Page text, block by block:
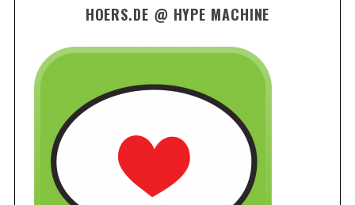
HOERS.DE @ HYPE MACHINE